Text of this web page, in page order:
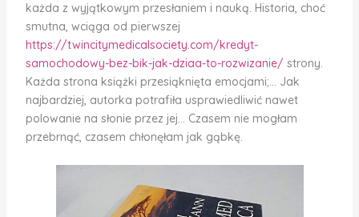
każda z wyjątkowym przesłaniem i nauką. Historia, choć
smutna, wciąga od pierwszej
https://twincitymedicalsociety.com/kredyt-
samochodowy-bez-bik-jak-dziaa-to-rozwizanie/ strony.
Każda strona książki przesiąknięta emocjami;… Jak
najbardziej, autorka potrafiła usprawiedliwić nawet
polowanie na słonie przez jej… Czasem nie mogłam
przebrnąć, czasem chłonęłam jak gąbkę.